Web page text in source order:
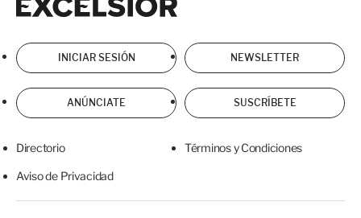
INICIAR SESIÓN NEWSLETTER
ANÚNCIATE SUSCRÍBETE
Directorio Términos y Condiciones
Aviso de Privacidad